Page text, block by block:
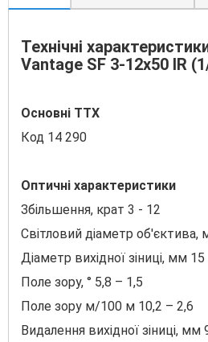
Технічні
Vantage SF 3-12x50 IR
Основні ТТХ
Код 14 290
Оптичні характеристики
Збільшення, крат 3 - 12
Світловий діаметр об'єктива,
Діаметр вихідної зіниці, мм
Поле зору, ° 5,8 – 1,5
Поле зору м/100 м 10,2 – 2,6
Видалення вихідної зіниці, мм